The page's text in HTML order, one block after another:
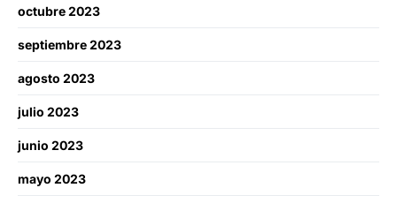
octubre 2023
septiembre 2023
agosto 2023
julio 2023
junio 2023
mayo 2023